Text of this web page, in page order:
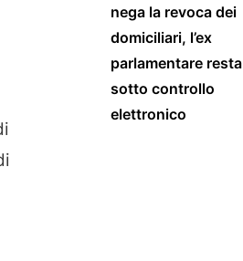
nega la revoca dei
domiciliari, l’ex
parlamentare resta
sotto controllo
elettronico